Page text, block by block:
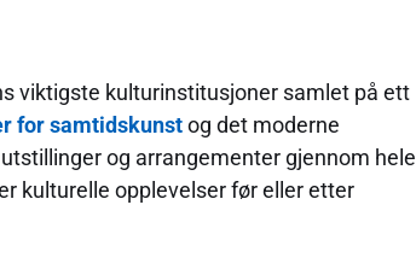
viktigste kulturinstitusjoner samlet på ett
for samtidskunstog det moderne
og arrangementer gjennom hele
kulturelle opplevelser før eller etter